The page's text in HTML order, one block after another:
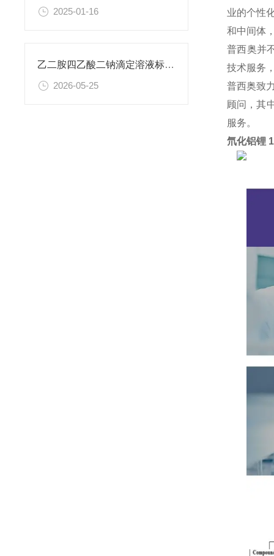
2025-01-16
乙二胺四乙酸二钠滴定溶液标准物质的制备与应用指南
2026-05-25
业的个性
和中间体
普西奥并
技术服务
普西奥致
顾问，其
服务。
氘化铝锂